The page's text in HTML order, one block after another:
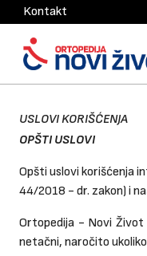
Kontakt
USLOVI KORIŠĆENJA
OPŠTI USLOVI
Opšti uslovi korišćenja
44/2018 - dr. zakon) i
Ortopedija - Novi Život
netačni, naročito